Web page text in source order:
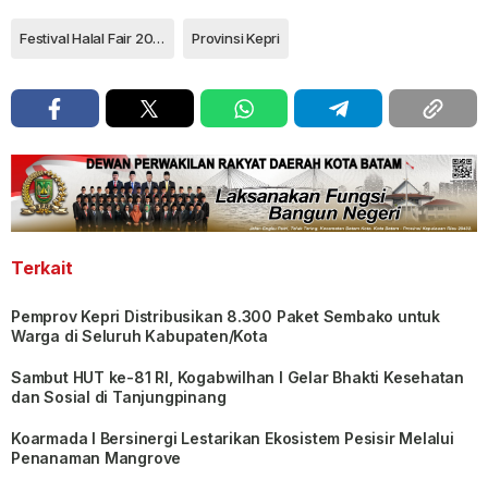
Festival Halal Fair 2024 Provinsi Kepri
Terkait
Pemprov Kepri Distribusikan 8.300 Paket Sembako untuk
Warga di Seluruh Kabupaten/Kota
Sambut HUT ke-81 RI, Kogabwilhan I Gelar Bhakti Kesehatan
dan Sosial di Tanjungpinang
Koarmada I Bersinergi Lestarikan Ekosistem Pesisir Melalui
Penanaman Mangrove